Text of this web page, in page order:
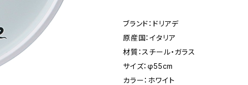
ブランド：ドリアデ
原産国：イタリア
材質：スチール・ガラス
サイズ：φ55cm
カラー：ホワイト